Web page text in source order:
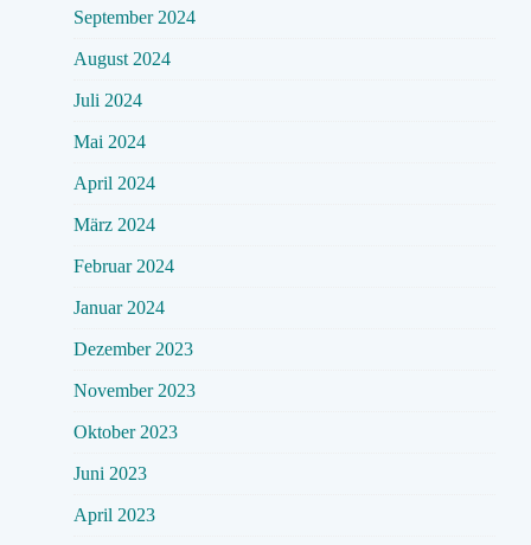
September 2024
August 2024
Juli 2024
Mai 2024
April 2024
März 2024
Februar 2024
Januar 2024
Dezember 2023
November 2023
Oktober 2023
Juni 2023
April 2023